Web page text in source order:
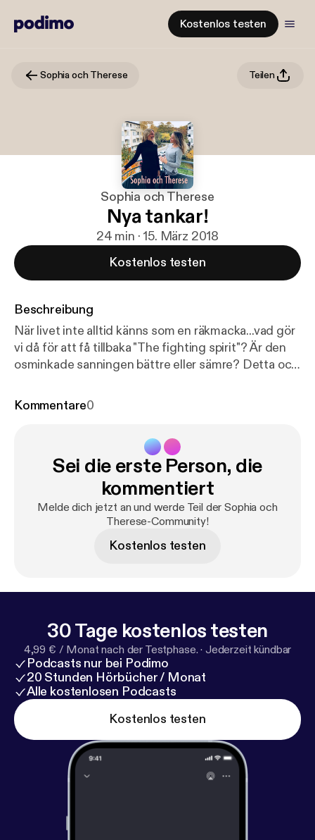
Kostenlos testen
Sophia och Therese Teilen
Sophia och Therese
Nya tankar!
24 min · 15. März 2018
Kostenlos testen
Beschreibung
När livet inte alltid känns som en räkmacka...vad gör
vi då för att få tillbaka "The fighting spirit"? Är den
osminkade sanningen bättre eller sämre? Detta och
lyssna! See acast.com/privacy [
Kommentare0
Sei die erste Person, die
kommentiert
Melde dich jetzt an und werde Teil der Sophia och
Therese-Community!
Kostenlos testen
30 Tage kostenlos testen
4,99 € / Monat nach der Testphase. · Jederzeit kündbar
Podcasts nur bei Podimo
20 Stunden Hörbücher / Monat
Alle kostenlosen Podcasts
Kostenlos testen